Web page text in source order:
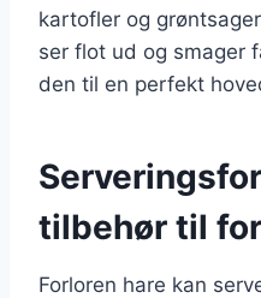
kartofler og
ser flot ud og smager
den til en perfekt
tilbehør til
Forloren hare kan